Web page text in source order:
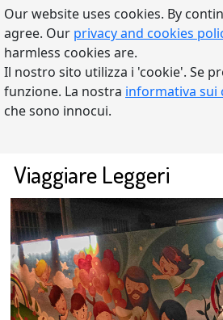
Our website uses cookies. By
agree. Our privacy and cookies
harmless cookies are.
Il nostro sito utilizza i 'cookie'. Se
funzione. La nostra informativa sui
che sono innocui.
Viaggiare Leggeri